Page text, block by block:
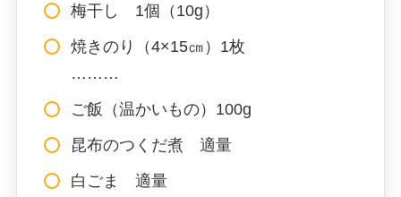
梅干し 1個（10g）
焼きのり（4×15㎝）1枚
………
ご飯（温かいもの）100g
昆布のつくだ煮 適量
白ごま 適量